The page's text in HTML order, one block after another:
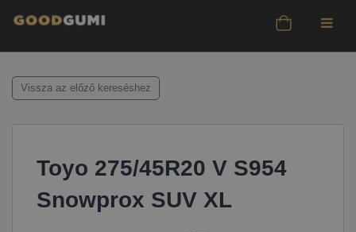
Vissza az előző kereséshez
Toyo 275/45R20 V S954
Snowprox SUV XL